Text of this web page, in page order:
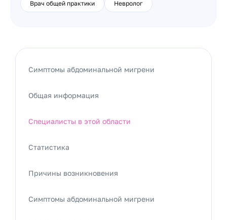
Врач общей практики Невролог
Симптомы абдоминальной мигрени
Общая информация
Специалисты в этой области
Статистика
Причины возникновения
Симптомы абдоминальной мигрени